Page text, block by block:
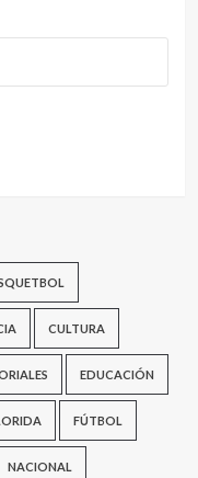
CULTURA
EDUCACIÓN
FÚTBOL
NACIONAL